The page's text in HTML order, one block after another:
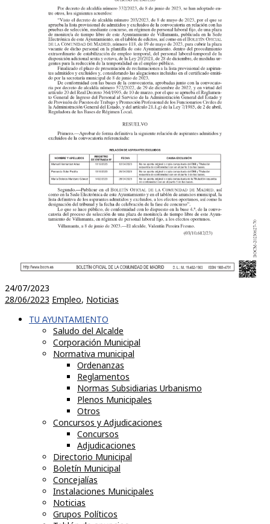
24/07/2023
28/06/2023 Empleo, Noticias
TU AYUNTAMIENTO
Saludo del Alcalde
Corporación Municipal
Normativa municipal
Ordenanzas
Reglamentos
Normas Subsidiarias Urbanismo
Plenos Municipales
Otros
Concursos y Adjudicaciones
Concursos
Adjudicaciones
Directorio Municipal
Boletín Municipal
Concejalías
Instalaciones Municipales
Noticias
Grupos Políticos